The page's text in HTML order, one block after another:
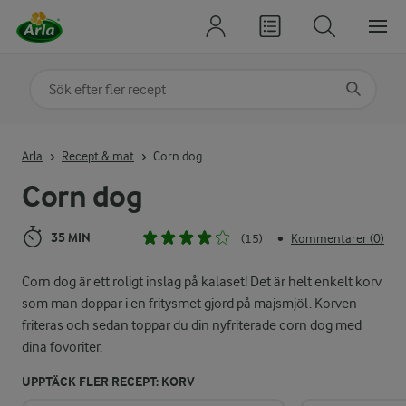
Corn dog
35 MIN (15) • Kommentarer (0)
Corn dog är ett roligt inslag på kalaset! Det är helt enkelt korv
som man doppar i en fritysmet gjord på majsmjöl. Korven
friteras och sedan toppar du din nyfriterade corn dog med
dina fovoriter.
UPPTÄCK FLER RECEPT: KORV
Arla Recept & mat Corn dog
Sök på kategori eller ingrediens